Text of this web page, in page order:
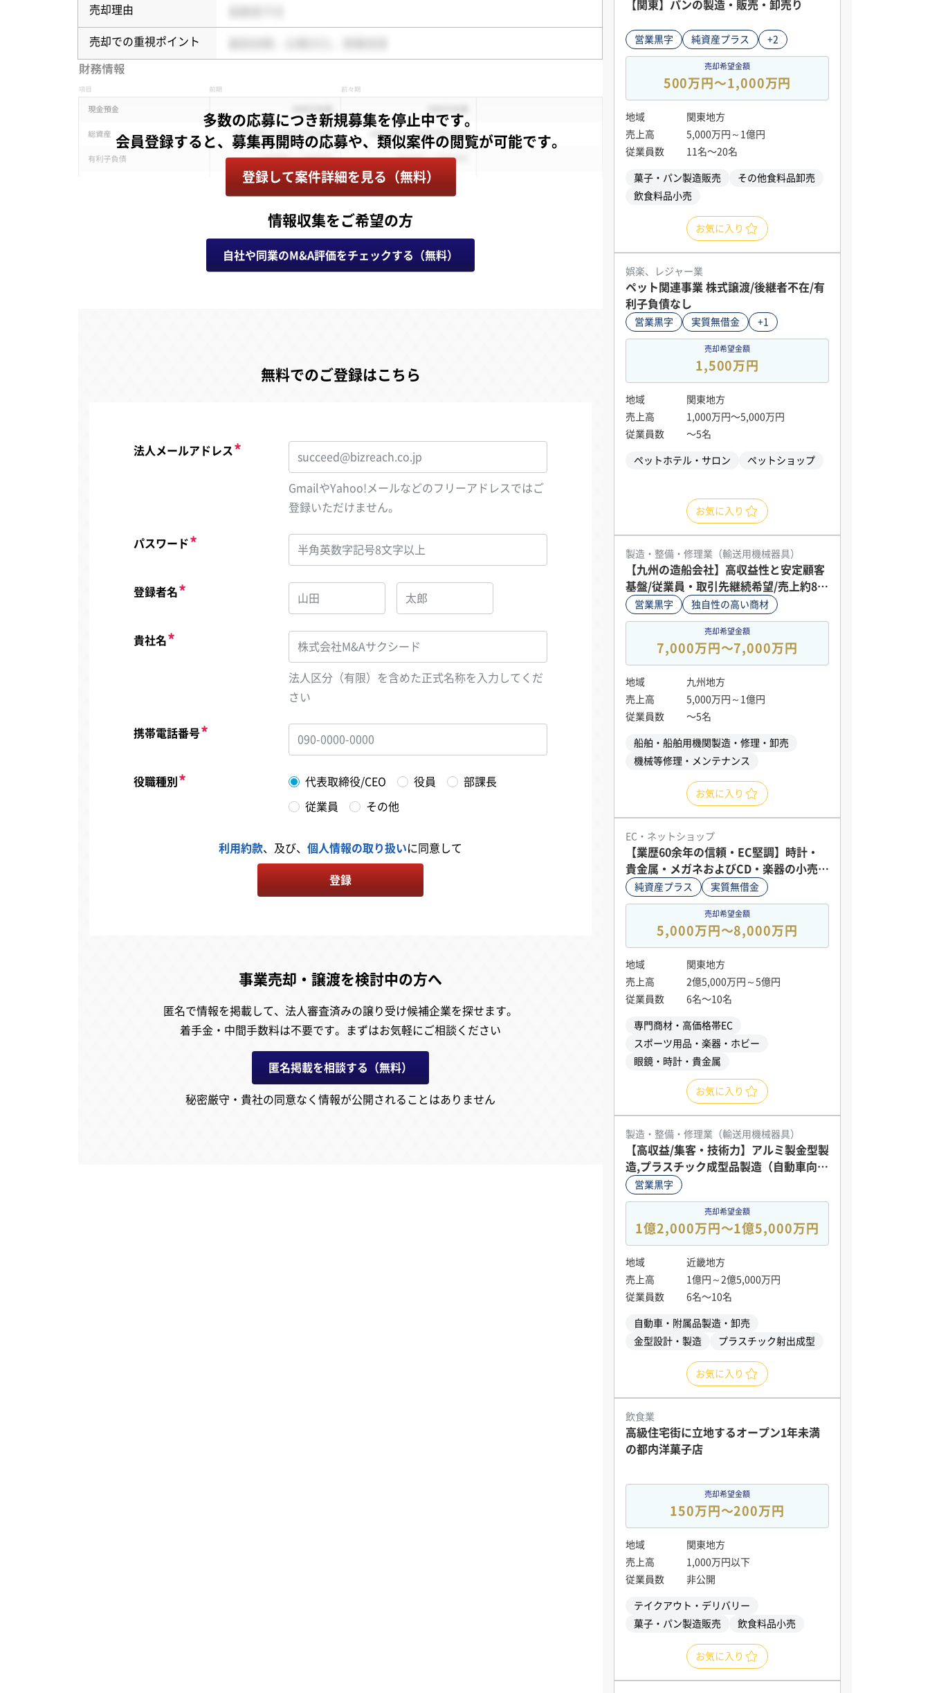
売却理由
売却での重視ポイント
多数の応募につき新規募集を停止中です。
登録して案件詳細を見る（無料）
情報収集をご希望の方
自社や同業のM&A評価をチェックする（無料）
無料でのご登録はこちら
法人メールアドレス
GmailやYahoo!メールなどのフリーアドレスではご
登録いただけません。
パスワード
登録者名
貴社名
法人区分（有限）を含めた正式名称を入力してくだ
さい
携帯電話番号
役職種別 代表取締役/CEO 役員 部課長
従業員 その他
利用約款、及び、 個人情報の取り扱いに同意して
登録
事業売却・譲渡を検討中の方へ
匿名で情報を掲載して、 法人審査済みの譲り受け候補企業を探せます。
着手金・中間手数料は不要です。
まずはお気軽にご相談ください
匿名掲載を相談する（無料）
秘密厳守・貴社の同意なく情報が公開されることはありません
【関東】パンの製造・販売・卸売り
営業黒字 純資産プラス +2
売却希望金額
500万円〜1,000万円
地域
関東地方
売上高
5,000万円～1億円
従業員数
11名〜20名
菓子・パン製造販売
その他食料品卸売
飲食料品小売
お気に入り
娯楽、レジャー業
ペット関連事業 株式譲渡/後継者不在/有
利子負債なし
営業黒字 実質無借金 +1
売却希望金額
1,500万円
地域
関東地方
売上高
1,000万円〜5,000万円
従業員数
〜5名
ペットホテル・サロン ペットショップ
お気に入り
製造・整備・修理業（輸送用機械器具）
【九州の造船会社】高収益性と安定顧客
基盤/従業員・取引先継続希望/売上約8千
万円営業黒字 独自性の高い商材
売却希望金額
7,000万円〜7,000万円
地域
九州地方
売上高
5,000万円～1億円
従業員数
〜5名
船舶・船舶用機関製造・修理・卸売
機械等修理・メンテナンス
お気に入り
EC・ネットショップ
【業歴60余年の信頼・EC堅調】時計・
貴金属・メガネおよびCD・楽器の小売り
店舗・EC運営会社の株式譲渡
純資産プラス 実質無借金
売却希望金額
5,000万円〜8,000万円
地域
関東地方
売上高
2億5,000万円～5億円
従業員数
6名〜10名
専門商材・高価格帯EC
スポーツ用品・楽器・ホビー
眼鏡・時計・貴金属
お気に入り
製造・整備・修理業（輸送用機械器具）
【高収益/集客・技術力】アルミ製金型製
造,プラスチック成型品製造（自動車向け
等）営業黒字
売却希望金額
1億2,000万円〜1億5,000万円
地域
近畿地方
売上高
1億円～2億5,000万円
従業員数
6名〜10名
自動車・附属品製造・卸売
金型設計・製造
プラスチック射出成型
お気に入り
飲食業
高級住宅街に立地するオープン1年未満
の都内洋菓子店
売却希望金額
150万円〜200万円
地域
関東地方
売上高
1,000万円以下
従業員数
非公開
テイクアウト・デリバリー
菓子・パン製造販売
飲食料品小売
お気に入り